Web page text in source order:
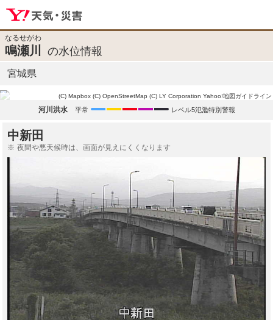
なるせがわ
鳴瀬川 の水位情報
宮城県
(C) Mapbox (C) OpenStreetMap (C) LY Corporation Yahoo!地図ガイドライン
河川洪水 平常 レベル5氾濫特別警報
中新田
夜間や悪天候時は、画面が見えにくくなります